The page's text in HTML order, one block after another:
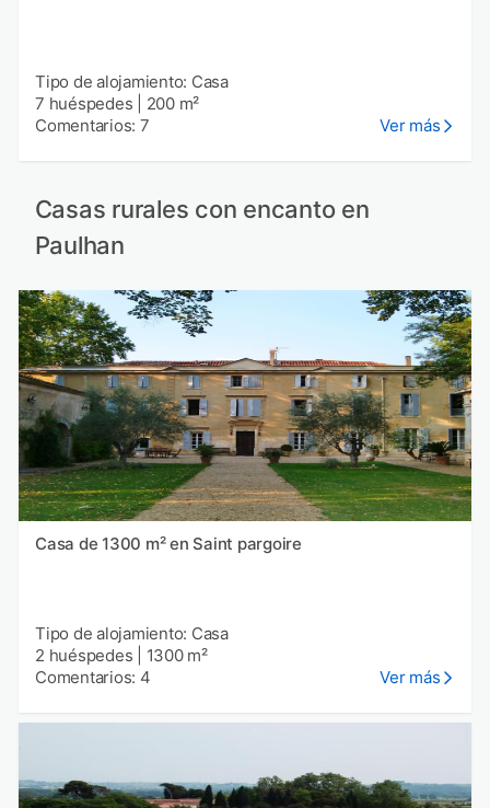
Tipo de alojamiento: Casa
7 huéspedes
200 m²
Comentarios: 7
Ver más
Casas rurales con encanto en
Paulhan
Casa de 1300 m² en Saint pargoire
Tipo de alojamiento: Casa
2 huéspedes
1300 m²
Comentarios: 4
Ver más